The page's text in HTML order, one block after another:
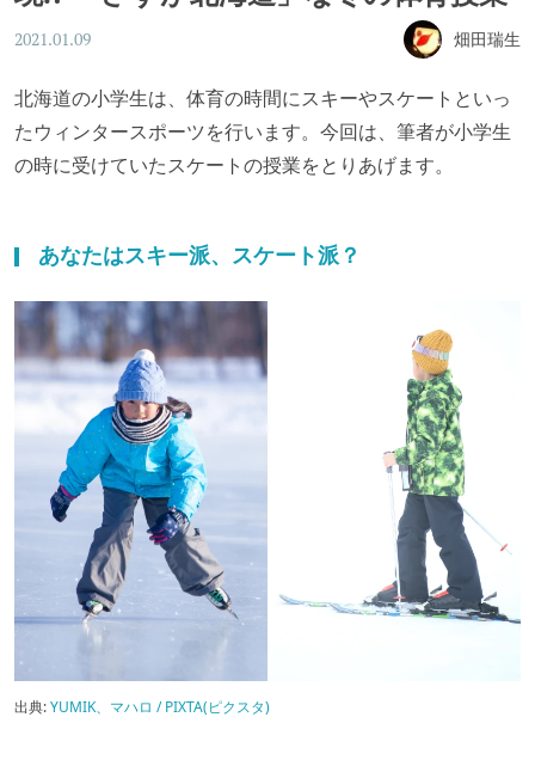
2021.01.09 畑田瑞生
北海道の小学生は、体育の時間にスキーやスケートといっ
たウィンタースポーツを行います。今回は、筆者が小学生
の時に受けていたスケートの授業をとりあげます。
あなたはスキー派、スケート派？
出典:YUMIK、マハロ / PIXTA(ピクスタ)